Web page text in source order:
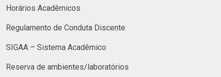
Horários Acadêmicos
Regulamento de Conduta Discente
SIGAA – Sistema Acadêmico
Reserva de ambientes/laboratórios